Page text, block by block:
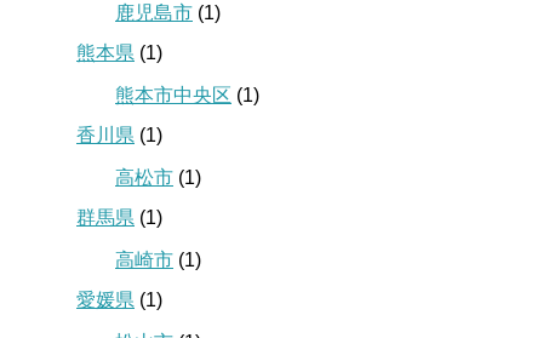
鹿児島市 (1)
熊本県 (1)
熊本市中央区 (1)
香川県 (1)
高松市 (1)
群馬県 (1)
高崎市 (1)
愛媛県 (1)